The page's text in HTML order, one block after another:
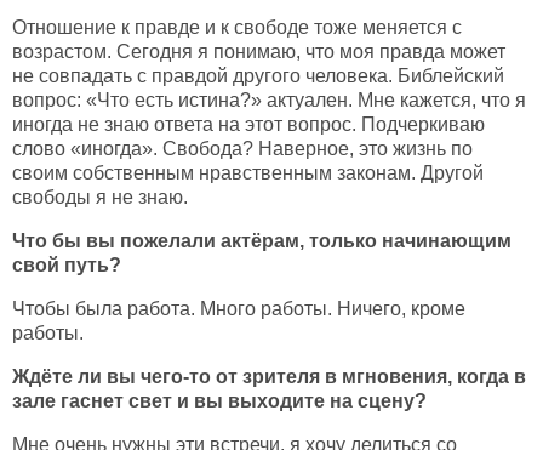
Отношение к правде и к свободе тоже меняется с
возрастом. Сегодня я понимаю, что моя правда может
не совпадать с правдой другого человека. Библейский
вопрос: «Что есть истина?» актуален. Мне кажется, что я
иногда не знаю ответа на этот вопрос. Подчеркиваю
слово «иногда». Свобода? Наверное, это жизнь по
своим собственным нравственным законам. Другой
свободы я не знаю.
Что бы вы пожелали актёрам, только начинающим
свой путь?
Чтобы была работа. Много работы. Ничего, кроме
работы.
Ждёте ли вы чего-то от зрителя в мгновения, когда в
зале гаснет свет и вы выходите на сцену?
Мне очень нужны эти встречи, я хочу делиться со